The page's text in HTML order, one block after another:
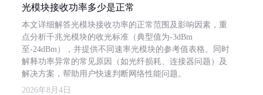
光模块接收功率多少是正常
本文详细解答光模块接收功率的正常范围及影响因素，重
点分析千兆光模块的收光标准（典型值为-3dBm
至-24dBm），并提供不同速率光模块的参考值表格。同时
解释功率异常的常见原因（如光纤损耗、连接器问题）及
解决方案，帮助用户快速判断网络性能问题。
2026年8月4日